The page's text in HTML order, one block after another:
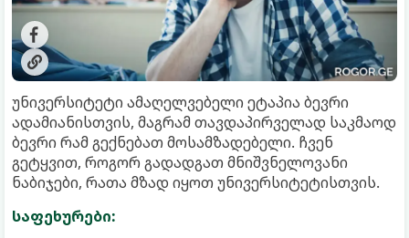
უნივერსიტეტი ამაღელვებელი ეტაპია ბევრი
ადამიანისთვის, მაგრამ თავდაპირველად საკმაოდ
ბევრი რამ გექნებათ მოსამზადებელი. ჩვენ
გეტყვით, როგორ გადადგათ მნიშვნელოვანი
ნაბიჯები, რათა მზად იყოთ უნივერსიტეტისთვის.
საფეხურები: